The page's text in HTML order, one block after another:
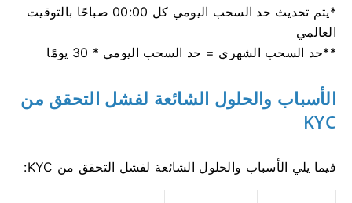
*يتم تحديث حد السحب اليومي كل 00:00 صباحًا بالتوقيت
العالمي
**حد السحب الشهري = حد السحب اليومي * 30 يومًا
الأسباب والحلول الشائعة لفشل التحقق من
KYC
فيما يلي الأسباب والحلول الشائعة لفشل التحقق من KYC: